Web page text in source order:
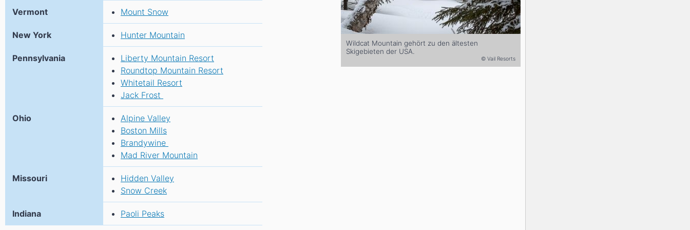
Wildcat Mountain gehört zu den ältesten
Skigebieten der USA.
© Vail Resorts
Vermont Mount Snow
New York Hunter Mountain
Pennsylvania
Liberty Mountain Resort
Roundtop Mountain Resort
Whitetail Resort
Jack Frost
Ohio
Alpine Valley
Boston Mills
Brandywine
Mad River Mountain
Missouri
Hidden Valley
Snow Creek
Indiana Paoli Peaks